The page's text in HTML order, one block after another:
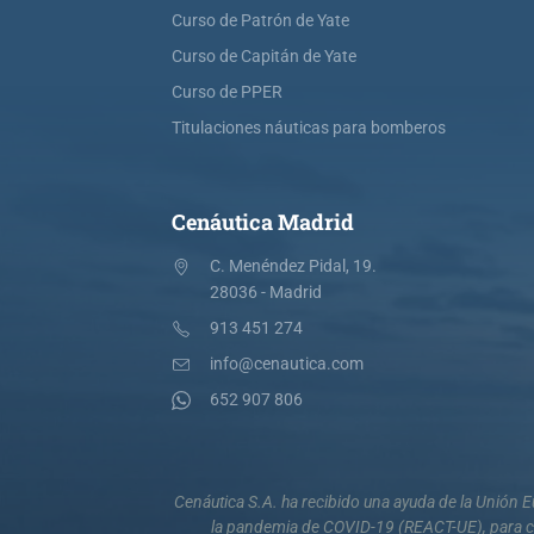
Curso de Patrón de Yate
Curso de Capitán de Yate
Curso de PPER
Titulaciones náuticas para bomberos
Cenáutica Madrid
C. Menéndez Pidal, 19.
28036 - Madrid
913 451 274
info@cenautica.com
652 907 806
Cenáutica S.A. ha recibido una ayuda de la
la pandemia de COVID-19 (REACT-UE),